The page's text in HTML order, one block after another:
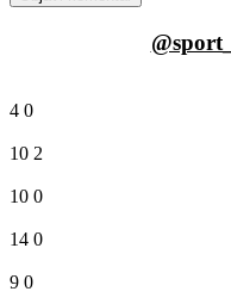
4 0
10 2
10 0
14 0
9 0